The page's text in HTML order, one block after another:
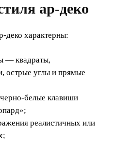
ар-деко
деко характерны:
— квадраты,
острые углы и прямые
белые клавиши
реалистичных или